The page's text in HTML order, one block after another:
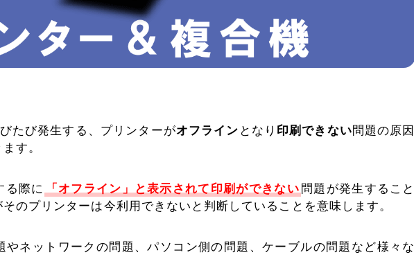
たび発生する、プリンターがオフライン となり 印刷できない問題の原因
す。
る際に 「オフライン」と表示されて印刷ができない 問題が発生すること
のプリンターは今利用できないと判断していることを意味します。
やネットワークの問題、パソコン側の問題、ケーブルの問題など様々な